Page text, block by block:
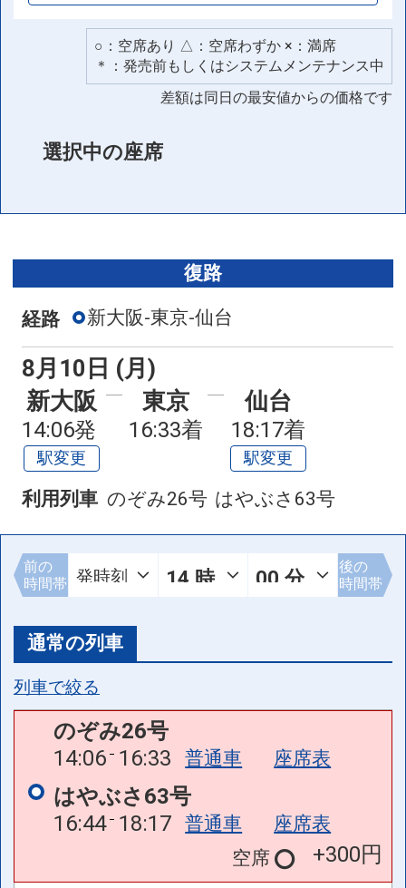
○：空席あり △：空席わずか ×：満席
＊：発売前もしくはシステムメンテナンス中
差額は同日の最安値からの価格です
選択中の座席
復路
経路 新大阪-東京-仙台
8月10日 (月)
新大阪
14:06発
駅変更
東京
16:33着
仙台
18:17着
駅変更
利用列車 のぞみ26号 はやぶさ63号
前の
時間帯
後の
時間帯
通常の列車
列車で絞る
のぞみ26号
14:06 16:33 普通車 座席表
はやぶさ63号
16:44 18:17 普通車
座席表
空席
+300円